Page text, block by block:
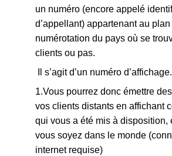
un numéro (encore appelé
d’appellant) appartenant au
numérotation du pays où se
clients ou pas.
Il s’agit d’un numéro d’affichage.
1.Vous pourrez donc émettre
vos clients distants en affichant
qui vous a été mis à disposition,
vous soyez dans le monde
internet requise)